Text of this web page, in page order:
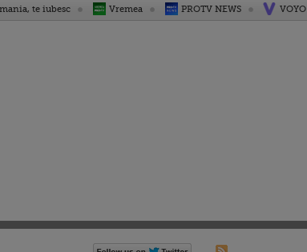
te iubesc Vremea PROTV NEWS VOYO